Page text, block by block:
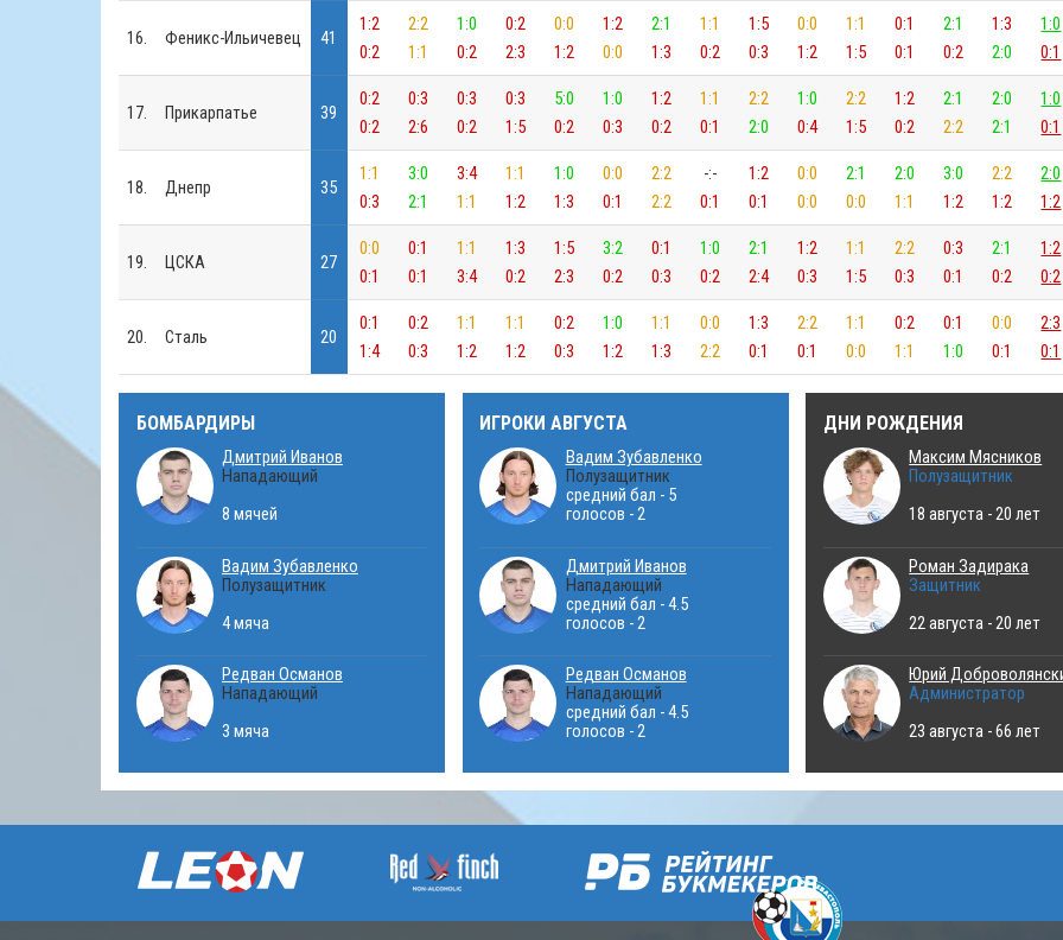
16. Феникс-Ильичевец 41
1:2
0:2
2:2
1:1
1:0
0:2
0:2
2:3
0:0
1:2
1:2
0:0
2:1
1:3
1:1
0:2
1:5
0:3
0:0
1:2
1:1
1:5
0:1
0:1
2:1
0:2
1:3
2:0
1:0
0:1
17. Прикарпатье 39
0:2
0:2
0:3
2:6
0:3
0:2
0:3
1:5
5:0
0:2
1:0
0:3
1:2
0:2
1:1
0:1
2:2
2:0
1:0
0:4
2:2
1:5
1:2
0:2
2:1
2:2
2:0
2:1
1:0
0:1
18. Днепр 35
1:1
0:3
3:0
2:1
3:4
1:1
1:1
1:2
1:0
1:3
0:0
0:1
2:2
2:2
-:-
0:1
1:2
0:1
0:0
0:0
2:1
0:0
2:0
1:1
3:0
1:2
2:2
1:2
2:0
1:2
19. ЦСКА 27
0:0
0:1
0:1
0:1
1:1
3:4
1:3
0:2
1:5
2:3
3:2
0:2
0:1
0:3
1:0
0:2
2:1
2:4
1:2
0:3
1:1
1:5
2:2
0:3
0:3
0:1
2:1
0:2
1:2
0:2
20. Сталь 20
0:1
1:4
0:2
0:3
1:1
1:2
1:1
1:2
0:2
0:3
1:0
1:2
1:1
1:3
0:0
2:2
1:3
0:1
2:2
0:1
1:1
0:0
0:2
1:1
0:1
1:0
0:0
0:1
2:3
0:1
БОМБАРДИРЫ
Дмитрий Иванов
Нападающий
8 мячей
Вадим Зубавленко
Полузащитник
4 мяча
Редван Османов
Нападающий
3 мяча
ИГРОКИ АВГУСТА
Вадим Зубавленко
Полузащитник
средний бал - 5
голосов - 2
Дмитрий Иванов
Нападающий
средний бал - 4.5
голосов - 2
Редван Османов
Нападающий
средний бал - 4.5
голосов - 2
ДНИ РОЖДЕНИЯ
Максим Мясников
Полузащитник
18 августа - 20 лет
Роман Задирака
Защитник
22 августа - 20 лет
Юрий
Администратор
23 августа - 66 лет